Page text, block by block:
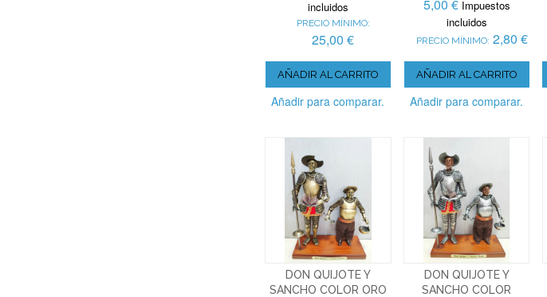
incluidos
PRECIO MÍNIMO:
25,00 €
AÑADIR AL CARRITO
Añadir para comparar.
5,00 € Impuestos
incluidos
PRECIO MÍNIMO: 2,80 €
AÑADIR AL CARRITO
Añadir para comparar.
DON QUIJOTE Y
SANCHO COLOR ORO
DON QUIJOTE Y
SANCHO COLOR